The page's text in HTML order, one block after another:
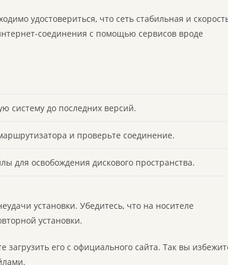
удостовериться, что сеть стабильная и
соединения с помощью сервисов вроде
систему до последних версий.
и проверьте соединение.
для освобождения дискового пространства.
установки. Убедитесь, что на носителе
установки.
его с официального сайта. Так вы